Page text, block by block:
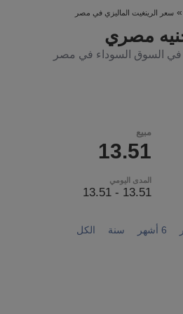
» سعر الرينغيت الماليزي في مصر
مصري
في السوق السوداء في مصر
مبيع
13.51
المدى اليومي
13.51 - 13.51
6 أشهر سنة الكل